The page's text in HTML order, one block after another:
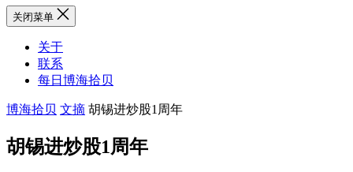
关闭菜单
关于
联系
每日博海拾贝
博海拾贝 文摘 胡锡进炒股1周年
胡锡进炒股1周年